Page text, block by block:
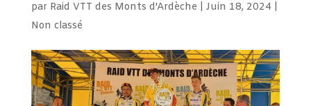
par Raid VTT des Monts d'Ardèche Juin 18, 2024
Non classé